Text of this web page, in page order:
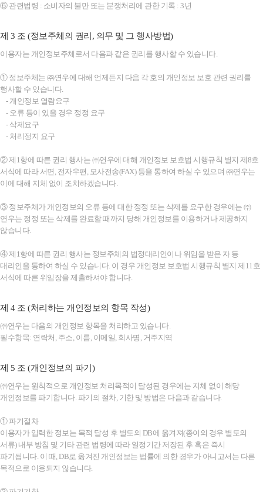
⑥ 관련법령 : 소비자의 불만 또는 분쟁처리에 관한 기록 : 3년
제 3 조 (정보주체의 권리, 의무 및 그 행사방법)
이용자는 개인정보주체로서 다음과 같은 권리를 행사할 수 있습니다.
① 정보주체는 ㈜연우에 대해 언제든지 다음 각 호의 개인정보 보호 관련 권리를
행사할 수 있습니다.
- 개인정보 열람요구
- 오류 등이 있을 경우 정정 요구
- 삭제요구
- 처리정지 요구
② 제1항에 따른 권리 행사는 ㈜연우에 대해 개인정보 보호법 시행규칙 별지 제8호
서식에 따라 서면, 전자우편, 모사전송(FAX) 등을 통하여 하실 수 있으며 ㈜연우는
이에 대해 지체 없이 조치하겠습니다.
③ 정보주체가 개인정보의 오류 등에 대한 정정 또는 삭제를 요구한 경우에는 ㈜
연우는 정정 또는 삭제를 완료할 때까지 당해 개인정보를 이용하거나 제공하지
않습니다.
④ 제1항에 따른 권리 행사는 정보주체의 법정대리인이나 위임을 받은 자 등
대리인을 통하여 하실 수 있습니다. 이 경우 개인정보 보호법 시행규칙 별지 제11호
서식에 따른 위임장을 제출하셔야 합니다.
제 4 조 (처리하는 개인정보의 항목 작성)
㈜연우는 다음의 개인정보 항목을 처리하고 있습니다.
필수항목: 연락처, 주소, 이름, 이메일, 회사명, 거주지역
제 5 조 (개인정보의 파기)
㈜연우는 원칙적으로 개인정보 처리목적이 달성된 경우에는 지체 없이 해당
개인정보를 파기합니다. 파기의 절차, 기한 및 방법은 다음과 같습니다.
① 파기절차
이용자가 입력한 정보는 목적 달성 후 별도의 DB에 옮겨져(종이의 경우 별도의
서류) 내부 방침 및 기타 관련 법령에 따라 일정기간 저장된 후 혹은 즉시
파기됩니다. 이 때, DB로 옮겨진 개인정보는 법률에 의한 경우가 아니고서는 다른
목적으로 이용되지 않습니다.